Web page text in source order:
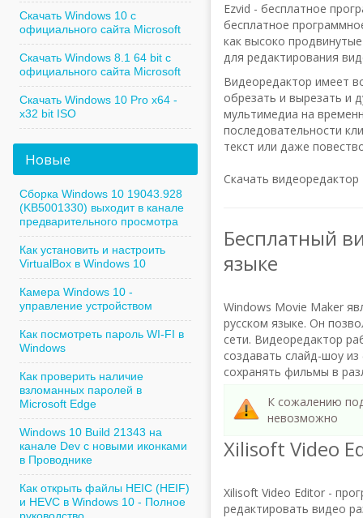
Ezvid - бесплатное
бесплатное
как высоко
для редактирования
Видеоредактор имеет
обрезать и вырезать и
мультимедиа на
последовательности
текст или даже
Скачать
Бесплатный
языке
Windows Movie Maker
русском языке. Он
сети. Видеоредактор
создавать слайд-шоу
сохранять фильмы в
К сожалению
невозможно
Xilisoft Video
Xilisoft Video Editor -
редактировать видео
Скачать Windows 10 с
официального сайта Microsoft
Скачать Windows 8.1 64 bit с
официального сайта Microsoft
Скачать Windows 10 Pro x64 -
x32 bit ISO
Новые
Сборка Windows 10 19043.928
(KB5001330) выходит в канале
предварительного просмотра
Как установить и настроить
VirtualBox в Windows 10
Камера Windows 10 -
управление устройством
Как посмотреть пароль WI-FI в
Windows
Как проверить наличие
взломанных паролей в
Microsoft Edge
Windows 10 Build 21343 на
канале Dev с новыми иконками
в Проводнике
Как открыть файлы HEIC (HEIF)
и HEVC в Windows 10 - Полное